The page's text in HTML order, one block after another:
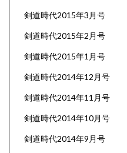
剣道時代2015年3月号
剣道時代2015年2月号
剣道時代2015年1月号
剣道時代2014年12月号
剣道時代2014年11月号
剣道時代2014年10月号
剣道時代2014年9月号